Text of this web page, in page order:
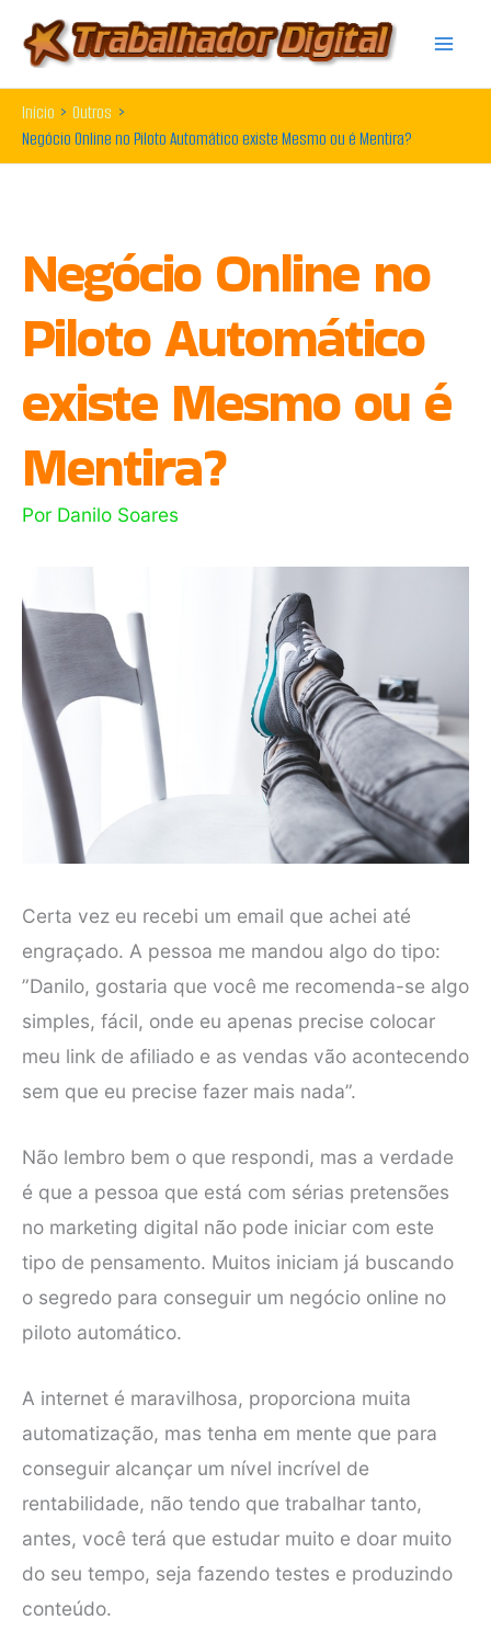
para
o
conteúdo
Início
Outros
Negócio Online no Piloto Automático existe Mesmo ou é Mentira?
Negócio Online no
Piloto Automático
existe Mesmo ou é
Mentira?
Por Danilo Soares
Certa vez eu recebi um email que achei até
engraçado. A pessoa me mandou algo do tipo:
”Danilo, gostaria que você me recomenda-se algo
simples, fácil, onde eu apenas precise colocar
meu link de afiliado e as vendas vão acontecendo
sem que eu precise fazer mais nada”.
Não lembro bem o que respondi, mas a verdade
é que a pessoa que está com sérias pretensões
no marketing digital não pode iniciar com este
tipo de pensamento. Muitos iniciam já buscando
o segredo para conseguir um negócio online no
piloto automático.
A internet é maravilhosa, proporciona muita
automatização, mas tenha em mente que para
conseguir alcançar um nível incrível de
rentabilidade, não tendo que trabalhar tanto,
antes, você terá que estudar muito e doar muito
do seu tempo, seja fazendo testes e produzindo
conteúdo.